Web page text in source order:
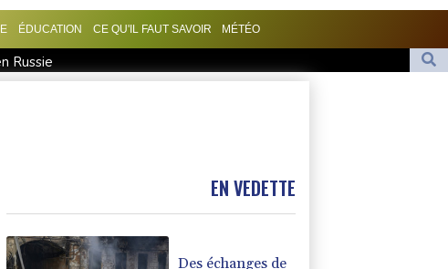
ÉDUCATION CE QU'IL FAUT SAVOIR MÉTÉO
Russie
à la tentation de l'exil
centrale de Golfech de nouveau à l'arrêt
du typhon Dolphin
EN VEDETTE
Des échanges de